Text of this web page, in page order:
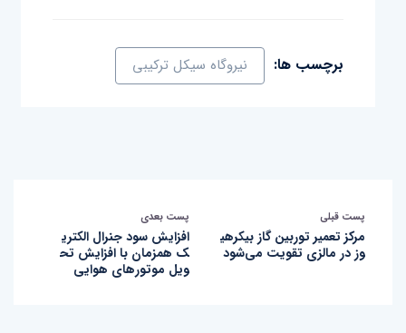
برچسب ها: نیروگاه سیکل ترکیبی
پست قبلی
مرکز تعمیر توربین گاز بیکرهی
وز در مالزی تقویت می‌شود
پست بعدی
افزایش سود جنرال الکتری
ک همزمان با افزایش تح
ویل موتور‌های هوایی